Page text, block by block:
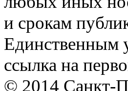
и срокам
Единственным
ссылка на
© 2014 Санкт-